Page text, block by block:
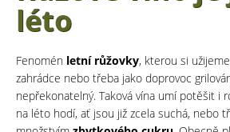
léto
Fenomén letní růžovky, kterou si
zahrádce nebo třeba jako doprovoc
nepřekonatelný. Taková vína umí potěšit i
na léto hodí, ať jsou již zcela suchá, nebo